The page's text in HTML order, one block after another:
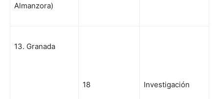
Almanzora)
13. Granada
18 Investigación